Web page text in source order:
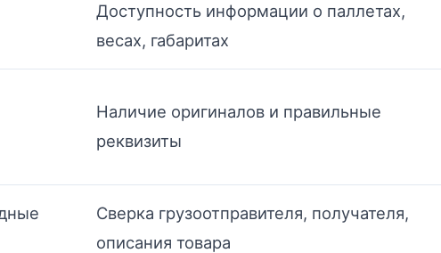
Доступность информации о паллетах,
весах, габаритах
Наличие оригиналов и правильные
реквизиты
Сверка грузоотправителя, получателя,
описания товара